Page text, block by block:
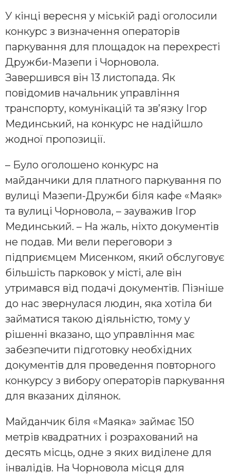
У кінці вересня у міській раді оголосили
конкурс з визначення операторів
паркування для площадок на перехресті
Дружби-Мазепи і Чорновола.
Завершився він 13 листопада. Як
повідомив начальник управління
транспорту, комунікацій та зв’язку Ігор
Мединський, на конкурс не надійшло
жодної пропозиції.
– Було оголошено конкурс на
майданчики для платного паркування по
вулиці Мазепи-Дружби біля кафе «Маяк»
та вулиці Чорновола, – зауважив Ігор
Мединський. – На жаль, ніхто документів
не подав. Ми вели переговори з
підприємцем Мисенком, який обслуговує
більшість парковок у місті, але він
утримався від подачі документів. Пізніше
до нас звернулася людин, яка хотіла би
займатися такою діяльністю, тому у
рішенні вказано, що управління має
забезпечити підготовку необхідних
документів для проведення повторного
конкурсу з вибору операторів паркування
для вказаних ділянок.
Майданчик біля «Маяка» займає 150
метрів квадратних і розрахований на
десять місць, одне з яких виділене для
інвалідів. На Чорновола місця для